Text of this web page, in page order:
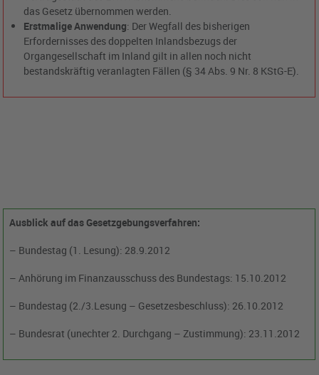
das Gesetz übernommen werden.
Erstmalige Anwendung: Der Wegfall des bisherigen
Erfordernisses des doppelten Inlandsbezugs der
Organgesellschaft im Inland gilt in allen noch nicht
bestandskräftig veranlagten Fällen (§ 34 Abs. 9 Nr. 8 KStG-E).
Ausblick auf das Gesetzgebungsverfahren:
– Bundestag (1. Lesung): 28.9.2012
– Anhörung im Finanzausschuss des Bundestags: 15.10.2012
– Bundestag (2./3.Lesung – Gesetzesbeschluss): 26.10.2012
– Bundesrat (unechter 2. Durchgang – Zustimmung): 23.11.2012